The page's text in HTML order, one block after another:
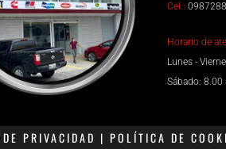
Cel.:
Horario de
Lunes -
Sábado:
PRIVACIDAD | POLÍTICA DE